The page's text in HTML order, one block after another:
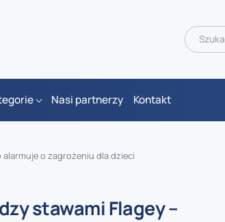
Nasi partnerzy Kontakt
o zagrożeniu dla dzieci
stawami Flagey –